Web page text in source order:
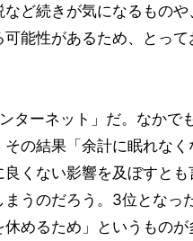
など続きが気になるもの
可能性があるため、とっ
ターネット」だ。なかで
の結果「余計に眠れな
くない影響を及ぼすと
うのだろう。3位となっ
めるため」というものが